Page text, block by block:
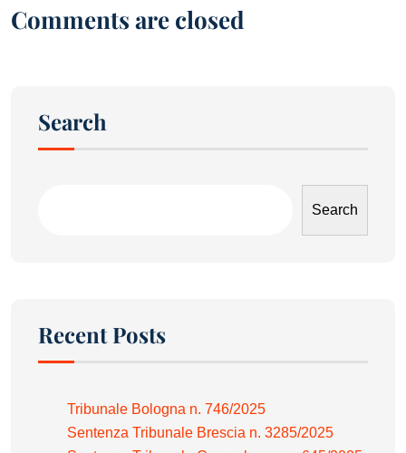
Comments are closed
Search
Search
Recent Posts
Tribunale Bologna n. 746/2025
Sentenza Tribunale Brescia n. 3285/2025